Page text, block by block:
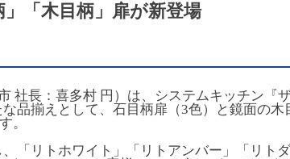
「木目柄」扉が新登場
社長：喜多村 円）は、システムキッチン『ザ
品揃えとして、石目柄扉（3色）と鏡面の木
。
「リトホワイト」「リトアンバー」「リト